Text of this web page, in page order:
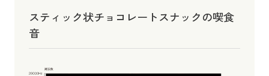
スティック状チョコレートスナックの喫食
音